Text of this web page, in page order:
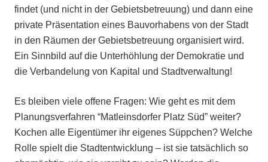
findet (und nicht in der Gebietsbetreuung) und dann eine
private Präsentation eines Bauvorhabens von der Stadt
in den Räumen der Gebietsbetreuung organisiert wird.
Ein Sinnbild auf die Unterhöhlung der Demokratie und
die Verbandelung von Kapital und Stadtverwaltung!
Es bleiben viele offene Fragen: Wie geht es mit dem
Planungsverfahren “Matleinsdorfer Platz Süd” weiter?
Kochen alle Eigentümer ihr eigenes Süppchen? Welche
Rolle spielt die Stadtentwicklung – ist sie tatsächlich so